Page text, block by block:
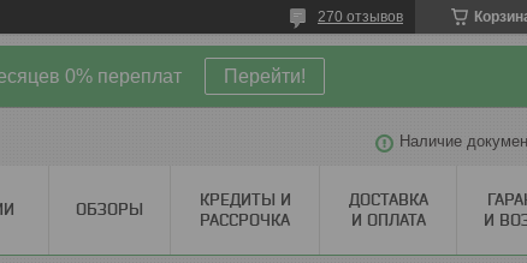
270 отзывов
0% переплат Перейти!
Наличие
ОБЗОРЫ
КРЕДИТЫ И
РАССРОЧКА
ДОСТАВКА
И ОПЛАТА
И